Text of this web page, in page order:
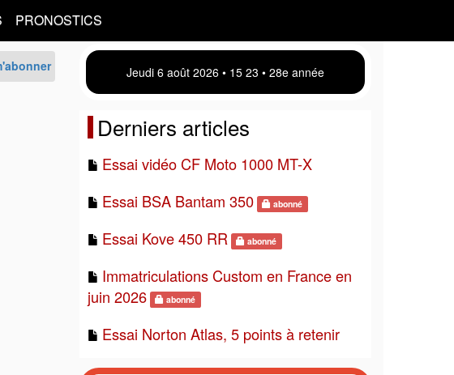
PRONOSTICS
Jeudi 6 août 2026 • 15:23 • 28e année
Derniers articles
Essai vidéo CF Moto 1000 MT-X
Essai BSA Bantam 350
abonné
Essai Kove 450 RR abonné
Immatriculations Custom en France en
juin 2026
abonné
Essai Norton Atlas, 5 points à retenir